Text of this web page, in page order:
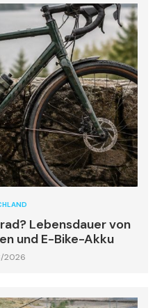
Lebensdauer von
und E-Bike-Akku
2026